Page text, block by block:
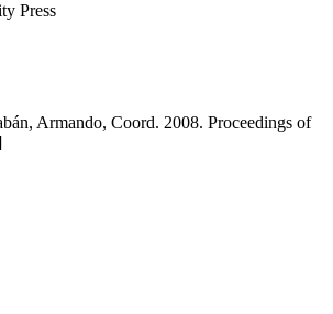
Press
Armando, Coord. 2008. Proceedings of